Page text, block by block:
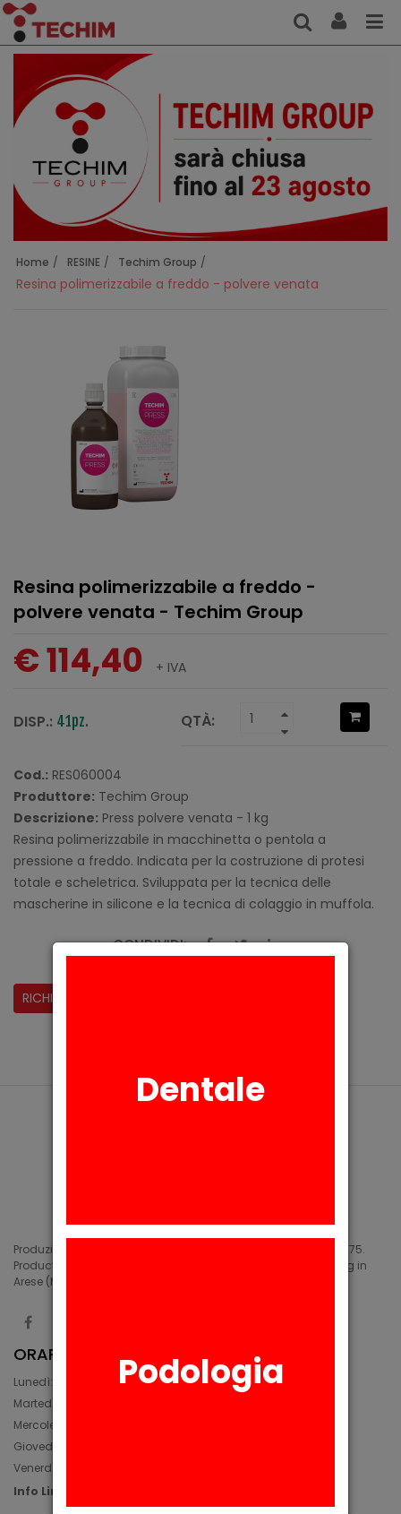
Home RESINE Techim Group
Resina polimerizzabile a freddo - polvere venata
Resina polimerizzabile a freddo -
polvere venata - Techim Group
€ 114,40 + IVA
DISP.: 41pz. QTÀ:
Cod.: RES060004
Produttore: Techim Group
Descrizione: Press polvere venata - 1 kg
Resina polimerizzabile in macchinetta o pentola a
pressione a freddo. Indicata per la costruzione di protesi
totale e scheletrica. Sviluppata per la tecnica delle
mascherine in silicone e la tecnica di colaggio in muffola.
CONDIVIDI:
RICHIESTA INFORMAZIONI
Produzione di siliconi medicali e industriali in Arese (MI) dal 1975.
Production of medical and industrial silicones. Manufacturing in
Arese (MI) since 1975.
ORARIO
Lunedì: 08:30 - 12:30, 14:00 - 17:45
Martedì: 08:30 - 12:30, 14:00 - 17:00
Mercoledì: 08:30 - 12:30, 14:00 - 17:00
Giovedì: 09:30 - 12:30, 14:00 - 17:00
Venerdì: 08:30 - 12:30, 14:00 - 17:00
Info Line: +39 02 93581452
Dentale
Podologia